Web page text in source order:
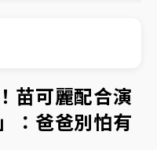
短股票「關禁閉」天
長高為元致歉：機會
！4縣市大雨特報、各
苗可麗配合演
：爸爸別怕有